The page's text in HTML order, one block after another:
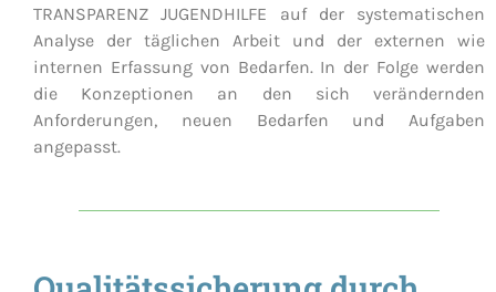
TRANSPARENZ JUGENDHILFE auf der systematischen
Analyse der täglichen Arbeit und der externen wie
internen Erfassung von Bedarfen. In der Folge werden
die Konzeptionen an den sich verändernden
Anforderungen, neuen Bedarfen und Aufgaben
angepasst.